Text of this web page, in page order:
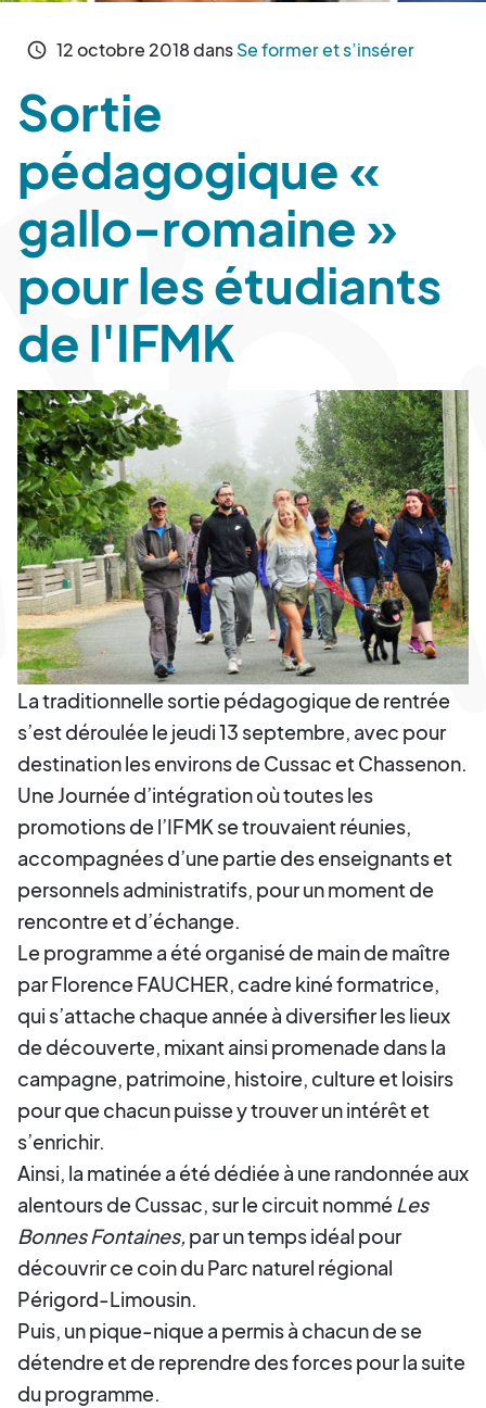
schedule 12octobre 2018dansSe former et s’insérer
Sortie
pédagogique «
gallo-romaine »
pour les étudiants
de l'IFMK
La traditionnelle sortie pédagogique de rentrée
s’est déroulée le jeudi 13 septembre, avec pour
destination les environs de Cussac et Chassenon.
Une Journée d’intégration où toutes les
promotions de l’IFMK se trouvaient réunies,
accompagnées d’une partie des enseignants et
personnels administratifs, pour un moment de
rencontre et d’échange.
Le programme a été organisé de main de maître
par Florence FAUCHER, cadre kiné formatrice,
qui s’attache chaque année à diversifier les lieux
de découverte, mixant ainsi promenade dans la
campagne, patrimoine, histoire, culture et loisirs
pour que chacun puisse y trouver un intérêt et
s’enrichir.
Ainsi, la matinée a été dédiée à une randonnée aux
alentours de Cussac, sur le circuit nomméLes
Bonnes Fontaines, par un temps idéal pour
découvrir ce coin du Parc naturel régional
Périgord-Limousin.
Puis, un pique-nique a permis à chacun de se
détendre et de reprendre des forces pour la suite
du programme.